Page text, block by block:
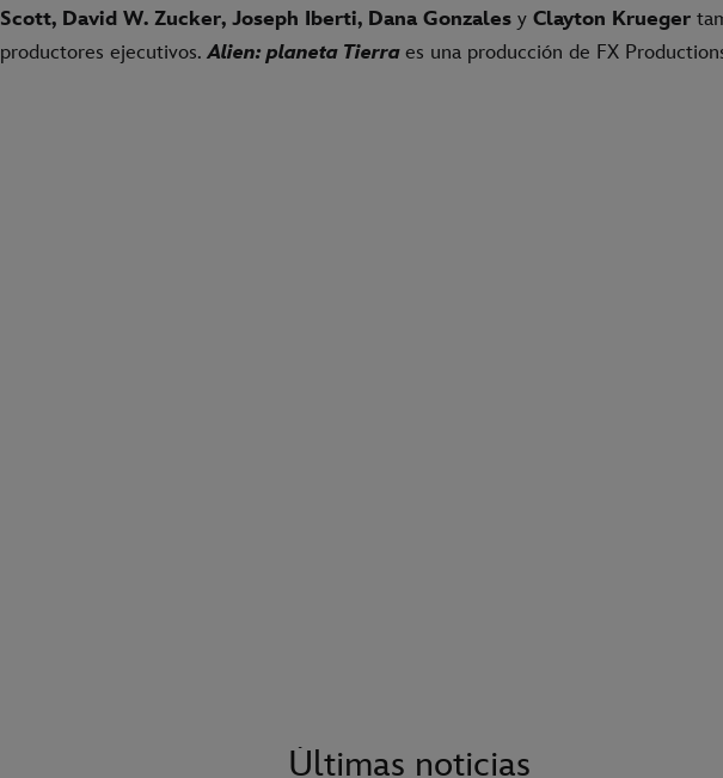
Scott, David W. Zucker, Joseph Iberti, Dana Gonzales y Clayton Krueger
productores ejecutivos.Alien: planeta Tierra es una producción de FX
Últimas noticias